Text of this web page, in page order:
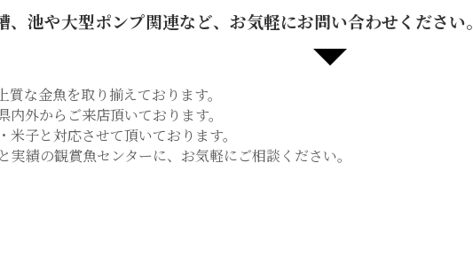
池や大型ポンプ関連など、お気軽にお問い合わせください。
な金魚を取り揃えております。
外からご来店頂いております。
子と対応させて頂いております。
績の観賞魚センターに、お気軽にご相談ください。